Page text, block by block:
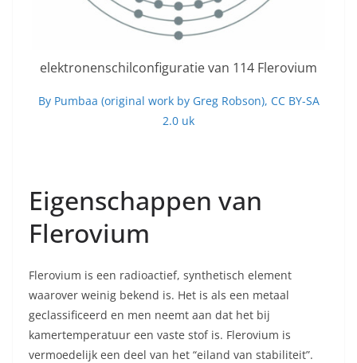
elektronenschilconfiguratie van 114 Flerovium
By Pumbaa (original work by Greg Robson), CC BY-SA
2.0 uk
Eigenschappen van
Flerovium
Flerovium is een radioactief, synthetisch element
waarover weinig bekend is. Het is als een metaal
geclassificeerd en men neemt aan dat het bij
kamertemperatuur een vaste stof is. Flerovium is
vermoedelijk een deel van het “eiland van stabiliteit”.